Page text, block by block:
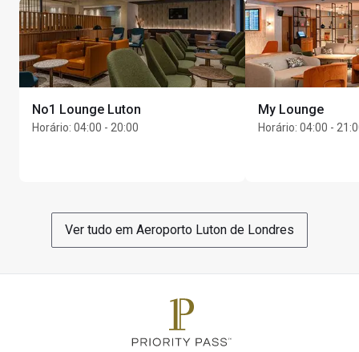
No1 Lounge Luton
Horário: 04:00 - 20:00
My Lounge
Horário: 04:00 -
Ver tudo em Aeroporto Luton de Londres